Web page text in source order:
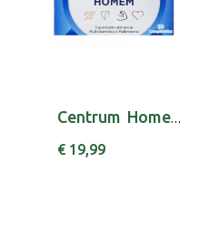
Centrum Homem Comp X 30 comps
€ 19,99